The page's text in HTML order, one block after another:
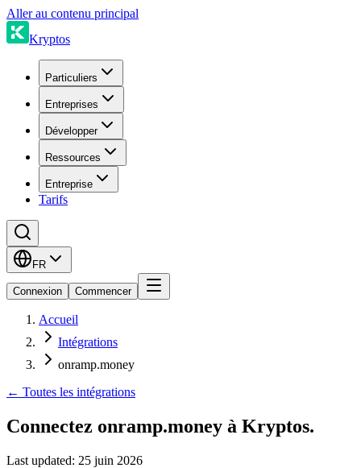
Aller au contenu principal
Kryptos
Particuliers
Entreprises
Développer
Ressources
Entreprise
Tarifs
FR
Connexion Commencer
Accueil
Intégrations
onramp.money
← Toutes les intégrations
Connectez onramp.money à Kryptos.
Last updated: 25 juin 2026